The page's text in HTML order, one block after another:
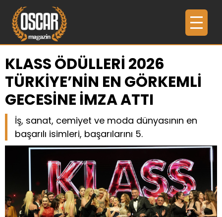
KLASS ÖDÜLLERİ 2026
TÜRKİYE’NİN EN GÖRKEMLİ
GECESİNE İMZA ATTI
İş, sanat, cemiyet ve moda dünyasının en
başarılı isimleri, başarılarını 5.